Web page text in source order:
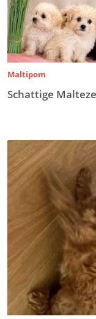
Maltipom
Schattige